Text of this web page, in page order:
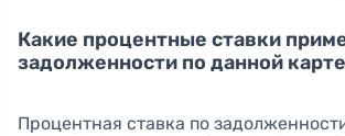
Какие процентные ставки
задолженности по данной
Процентная ставка по